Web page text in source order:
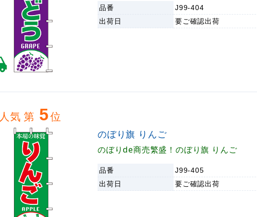
品番 J99-404
出荷日 要ご確認出荷
人気 第 5位
のぼり旗 りんご
のぼりde商売繁盛！のぼり旗 りんご
品番 J99-405
出荷日 要ご確認出荷